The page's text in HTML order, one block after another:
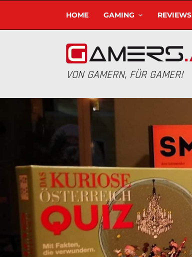
HOME GAMING REVIEWS
VON GAMERN, FÜR GAMER!